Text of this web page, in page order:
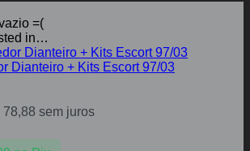
=(
in…
Dianteiro + Kits Escort 97/03
78,88 sem juros